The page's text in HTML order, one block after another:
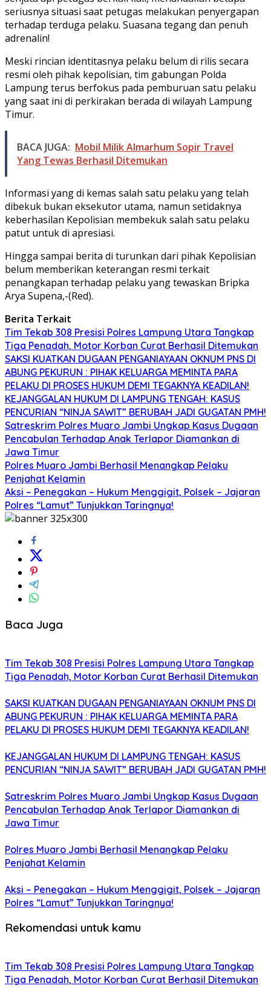
seriusnya situasi saat petugas melakukan penyergapan
terhadap terduga pelaku. Suasana tegang dan penuh
adrenalin!
Meski rincian identitasnya pelaku belum di rilis secara
resmi oleh pihak kepolisian, tim gabungan Polda
Lampung terus berfokus pada pemburuan satu pelaku
yang saat ini di perkirakan berada di wilayah Lampung
Timur.
BACA JUGA: Mobil Milik Almarhum Sopir Travel
Yang Tewas Berhasil Ditemukan
Informasi yang di kemas salah satu pelaku yang telah
dibekuk bukan eksekutor utama, namun setidaknya
keberhasilan Kepolisian membekuk salah satu pelaku
patut untuk di apresiasi.
Hingga sampai berita di turunkan dari pihak Kepolisian
belum memberikan keterangan resmi terkait
penangkapan terhadap pelaku yang tewaskan Bripka
Arya Supena,-(Red).
Berita Terkait
Tim Tekab 308 Presisi Polres Lampung Utara Tangkap
Tiga Penadah, Motor Korban Curat Berhasil Ditemukan
SAKSI KUATKAN DUGAAN PENGANIAYAAN OKNUM PNS DI
ABUNG PEKURUN : PIHAK KELUARGA MEMINTA PARA
PELAKU DI PROSES HUKUM DEMI TEGAKNYA KEADILAN!
KEJANGGALAN HUKUM DI LAMPUNG TENGAH: KASUS
PENCURIAN “NINJA SAWIT” BERUBAH JADI GUGATAN PMH!
Satreskrim Polres Muaro Jambi Ungkap Kasus Dugaan
Pencabulan Terhadap Anak Terlapor Diamankan di
Jawa Timur
Polres Muaro Jambi Berhasil Menangkap Pelaku
Penjahat Kelamin
Aksi – Penegakan – Hukum Menggigit, Polsek – Jajaran
Polres “Lamut” Tunjukkan Taringnya!
Baca Juga
Tim Tekab 308 Presisi Polres Lampung Utara Tangkap
Tiga Penadah, Motor Korban Curat Berhasil Ditemukan
SAKSI KUATKAN DUGAAN PENGANIAYAAN OKNUM PNS DI
ABUNG PEKURUN : PIHAK KELUARGA MEMINTA PARA
PELAKU DI PROSES HUKUM DEMI TEGAKNYA KEADILAN!
KEJANGGALAN HUKUM DI LAMPUNG TENGAH: KASUS
PENCURIAN “NINJA SAWIT” BERUBAH JADI GUGATAN PMH!
Satreskrim Polres Muaro Jambi Ungkap Kasus Dugaan
Pencabulan Terhadap Anak Terlapor Diamankan di
Jawa Timur
Polres Muaro Jambi Berhasil Menangkap Pelaku
Penjahat Kelamin
Aksi – Penegakan – Hukum Menggigit, Polsek – Jajaran
Polres “Lamut” Tunjukkan Taringnya!
Rekomendasi untuk kamu
Tim Tekab 308 Presisi Polres Lampung Utara Tangkap
Tiga Penadah, Motor Korban Curat Berhasil Ditemukan